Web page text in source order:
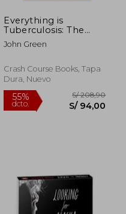
Everything is
Tuberculosis: The
History and
Persistence of our
(en Inglés)
John Green
Crash Course Books, Tapa
Dura, Nuevo